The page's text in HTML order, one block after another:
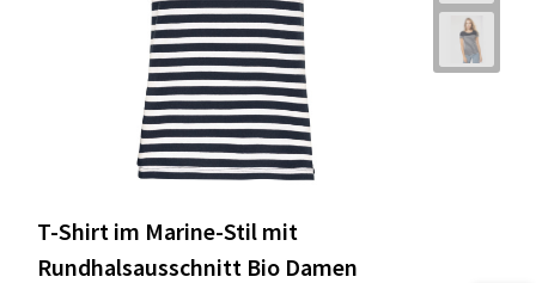
T-Shirt im Marine-Stil mit
Rundhalsausschnitt Bio Damen